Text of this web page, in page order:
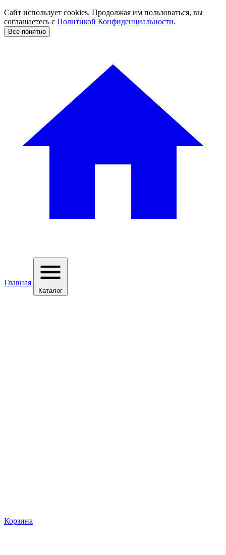
Сайт использует cookies. Продолжая им пользоваться, вы
соглашаетесь c Политикой Конфиденциальности.
Все понятно
Главная
Каталог
Корзина